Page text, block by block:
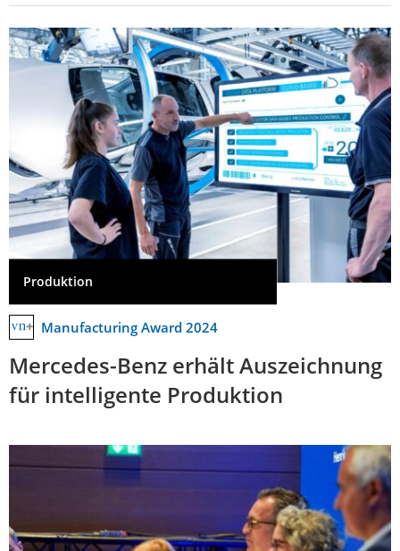
Produktion
Manufacturing Award 2024
Mercedes-Benz erhält Auszeichnung
für intelligente Produktion